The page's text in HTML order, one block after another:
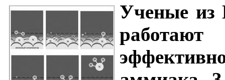
Ученые из